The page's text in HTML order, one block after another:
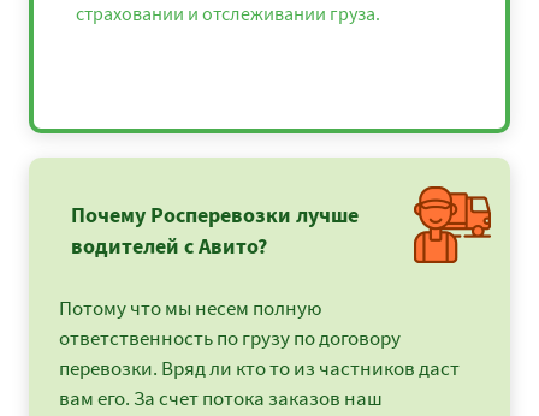
страховании и отслеживании груза.
Почему Росперевозки лучше
водителей с Авито?
Потому что мы несем полную
ответственность по грузу по договору
перевозки. Вряд ли кто то из частников даст
вам его. За счет потока заказов наш